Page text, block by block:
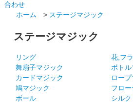
合わせ
ホーム
> ステージマジ
ステージマジ
リング
花,フ
舞扇子マジック
ボトル
カードマジック
ロー
鳩マジック
フロ
ボール
シルク